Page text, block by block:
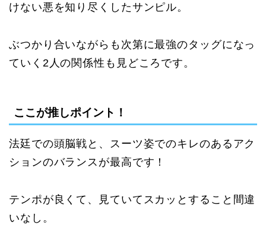
けない悪を知り尽くしたサンピル。
ぶつかり合いながらも次第に最強のタッグになっ
ていく2人の関係性も見どころです。
ここが推しポイント！
法廷での頭脳戦と、スーツ姿でのキレのあるアク
ションのバランスが最高です！
テンポが良くて、見ていてスカッとすること間違
いなし。